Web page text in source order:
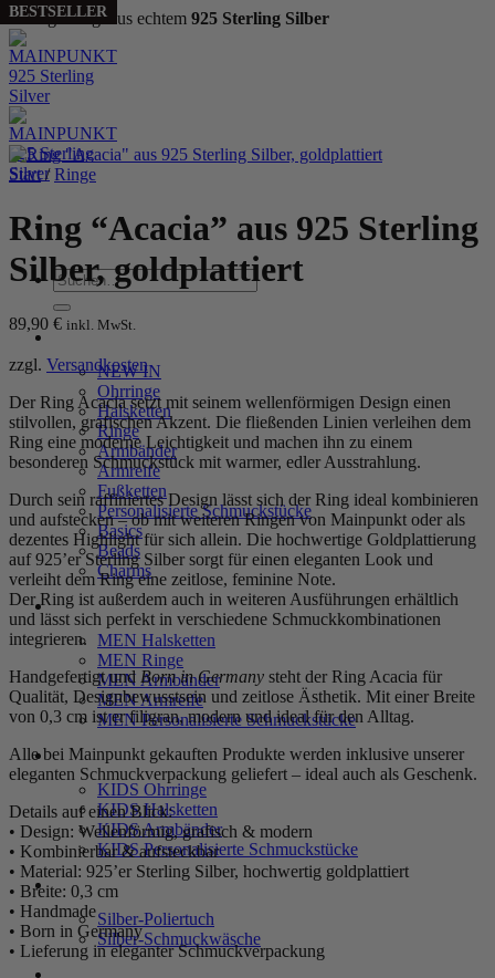
Handgefertigt aus echtem 925 Sterling Silber
Zum
Inhalt
springen
Suchen
nach:
NEW IN
Ohrringe
Halsketten
Ringe
Armbänder
Armreife
Fußketten
Personalisierte Schmuckstücke
Basics
Beads
Charms
MEN
MEN Halsketten
MEN Ringe
MEN Armbänder
MEN Armreife
MEN Personalisierte Schmuckstücke
KIDS
KIDS Ohrringe
KIDS Halsketten
KIDS Armbänder
KIDS Personalisierte Schmuckstücke
PRODUKTPFLEGE
Silber-Poliertuch
Silber-Schmuckwäsche
Start / Ringe
Ring “Acacia” aus 925 Sterling
Silber, goldplattiert
89,90 € inkl. MwSt.
zzgl. Versandkosten
Der Ring Acacia setzt mit seinem wellenförmigen Design einen
stilvollen, grafischen Akzent. Die fließenden Linien verleihen dem
Ring eine moderne Leichtigkeit und machen ihn zu einem
besonderen Schmuckstück mit warmer, edler Ausstrahlung.
Durch sein raffiniertes Design lässt sich der Ring ideal kombinieren
und aufstecken – ob mit weiteren Ringen von Mainpunkt oder als
dezentes Highlight für sich allein. Die hochwertige Goldplattierung
auf 925’er Sterling Silber sorgt für einen eleganten Look und
verleiht dem Ring eine zeitlose, feminine Note.
Der Ring ist außerdem auch in weiteren Ausführungen erhältlich
und lässt sich perfekt in verschiedene Schmuckkombinationen
integrieren.
Handgefertigt und Born in Germany steht der Ring Acacia für
Qualität, Designbewusstsein und zeitlose Ästhetik. Mit einer Breite
von 0,3 cm ist er filigran, modern und ideal für den Alltag.
Alle bei Mainpunkt gekauften Produkte werden inklusive unserer
eleganten Schmuckverpackung geliefert – ideal auch als Geschenk.
Details auf einen Blick:
• Design: Wellenförmig, grafisch & modern
• Kombinierbar & aufsteckbar
• Material: 925’er Sterling Silber, hochwertig goldplattiert
• Breite: 0,3 cm
• Handmade
• Born in Germany
• Lieferung in eleganter Schmuckverpackung
BESTSELLER